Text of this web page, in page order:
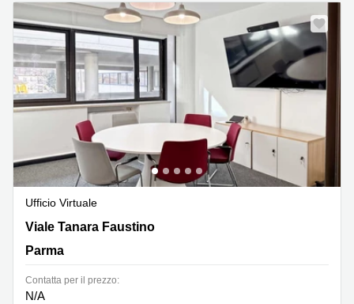
Ufficio Virtuale
Viale Tanara Faustino 20b, Parma
Viale Tanara Faustino
Parma
Сontatta per il prezzo:
N/A